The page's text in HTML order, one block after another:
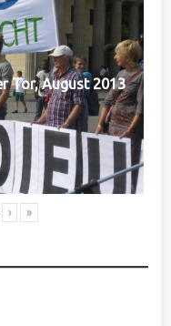
Tor, August 2013
› »